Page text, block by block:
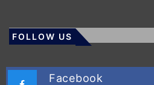
FOLLOW US
Facebook